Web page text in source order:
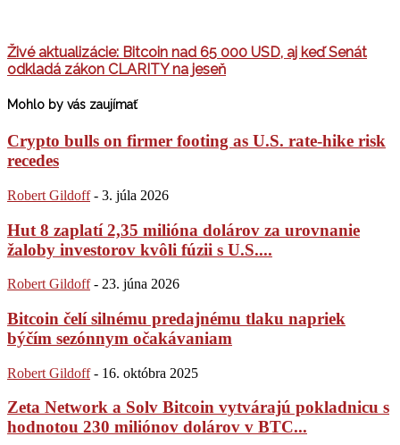
Živé aktualizácie: Bitcoin nad 65 000 USD, aj keď Senát
odkladá zákon CLARITY na jeseň
Mohlo by vás zaujímať
Crypto bulls on firmer footing as U.S. rate-hike risk
recedes
Robert Gildoff - 3. júla 2026
Hut 8 zaplatí 2,35 milióna dolárov za urovnanie
žaloby investorov kvôli fúzii s U.S....
Robert Gildoff - 23. júna 2026
Bitcoin čelí silnému predajnému tlaku napriek
býčím sezónnym očakávaniam
Robert Gildoff - 16. októbra 2025
Zeta Network a Solv Bitcoin vytvárajú pokladnicu s
hodnotou 230 miliónov dolárov v BTC...